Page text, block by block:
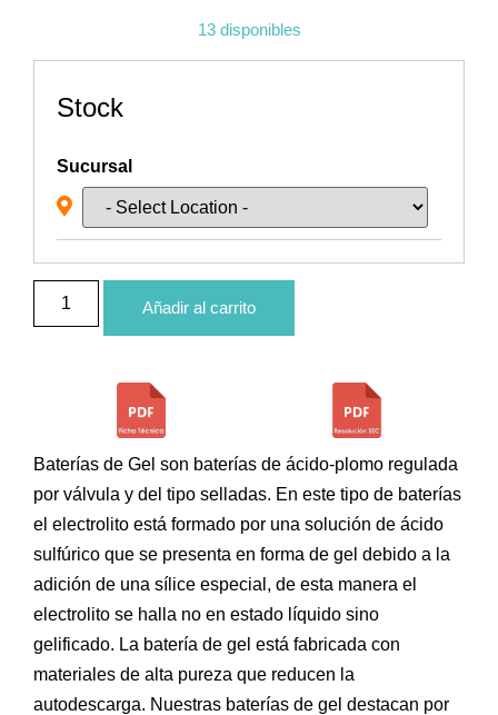
13 disponibles
Stock
Sucursal
Añadir al carrito
Baterías de Gel son baterías de ácido-plomo regulada
por válvula y del tipo selladas. En este tipo de baterías
el electrolito está formado por una solución de ácido
sulfúrico que se presenta en forma de gel debido a la
adición de una sílice especial, de esta manera el
electrolito se halla no en estado líquido sino
gelificado. La batería de gel está fabricada con
materiales de alta pureza que reducen la
autodescarga. Nuestras baterías de gel destacan por